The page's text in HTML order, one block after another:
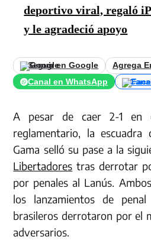
deportivo viral, regaló
y le agradeció apoyo
Seguir en Google
Agrega
Canal en WhatsApp
A pesar de caer 2-1 en
reglamentario, la escuadra
Gama selló su pase a la
Libertadores tras derrotar
por penales al Lanús.
los lanzamientos de
brasileros derrotaron por el
adversarios.